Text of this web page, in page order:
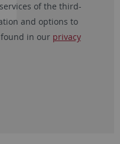
of the third-
and options to
in our privacy